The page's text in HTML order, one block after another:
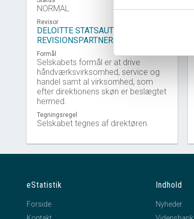
NORMAL
Revisor
DELOITTE STATSAUTORISERET
REVISIONSPARTNERSELSKAB
Formål
Selskabets formål er at drive
håndværksvirksomhed, service og
handel samt al virksomhed, som
efter direktionens skøn er beslægtet
hermed.
Tegningsregel
Selskabet tegnes af direktøren.
eStatistik
Forside
Indhold
Nyheder